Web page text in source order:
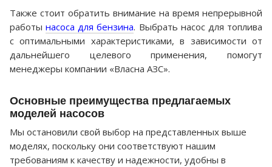
Также стоит обратить внимание на время непрерывной
работынасоса для бензина. Выбрать насос для топлива
с оптимальными характеристиками, в зависимости от
дальнейшего целевого применения, помогут
менеджеры компании «Власна АЗС».
Основные преимущества предлагаемых
моделей насосов
Мы остановили свой выбор на представленных выше
моделях, поскольку они соответствуют нашим
требованиям к качеству и надежности, удобны в